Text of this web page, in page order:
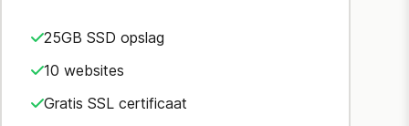
25GB SSD opslag
10 websites
Gratis SSL certificaat